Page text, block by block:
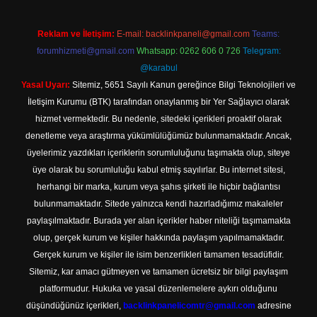
Reklam ve İletişim: E-mail: backlinkpaneli@gmail.com Teams:
forumhizmeti@gmail.com Whatsapp: 0262 606 0 726 Telegram:
@karabul
Yasal Uyarı: Sitemiz, 5651 Sayılı Kanun gereğince Bilgi Teknolojileri ve
İletişim Kurumu (BTK) tarafından onaylanmış bir Yer Sağlayıcı olarak
hizmet vermektedir. Bu nedenle, sitedeki içerikleri proaktif olarak
denetleme veya araştırma yükümlülüğümüz bulunmamaktadır. Ancak,
üyelerimiz yazdıkları içeriklerin sorumluluğunu taşımakta olup, siteye
üye olarak bu sorumluluğu kabul etmiş sayılırlar. Bu internet sitesi,
herhangi bir marka, kurum veya şahıs şirketi ile hiçbir bağlantısı
bulunmamaktadır. Sitede yalnızca kendi hazırladığımız makaleler
paylaşılmaktadır. Burada yer alan içerikler haber niteliği taşımamakta
olup, gerçek kurum ve kişiler hakkında paylaşım yapılmamaktadır.
Gerçek kurum ve kişiler ile isim benzerlikleri tamamen tesadüfidir.
Sitemiz, kar amacı gütmeyen ve tamamen ücretsiz bir bilgi paylaşım
platformudur. Hukuka ve yasal düzenlemelere aykırı olduğunu
düşündüğünüz içerikleri, backlinkpanelicomtr@gmail.com adresine